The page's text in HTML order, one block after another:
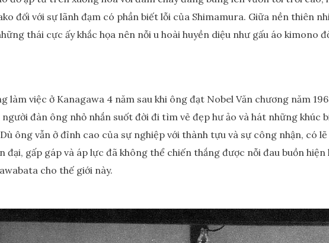
đối với sự lãnh đạm có phần biết lỗi của Shimamura. Giữa nền thiên
thái cực ấy khắc họa nên nỗi u hoài huyền diệu như gấu áo
làm việc ở Kanagawa 4 năm sau khi ông đạt Nobel Văn chương năm
đàn ông nhỏ nhắn suốt đời đi tìm vẻ đẹp hư ảo và hát những khúc
ông vẫn ở đỉnh cao của sự nghiệp với thành tựu và sự công nhận, có
đại, gấp gáp và áp lực đã không thể chiến thắng được nỗi đau buồn
cho thế giới này.